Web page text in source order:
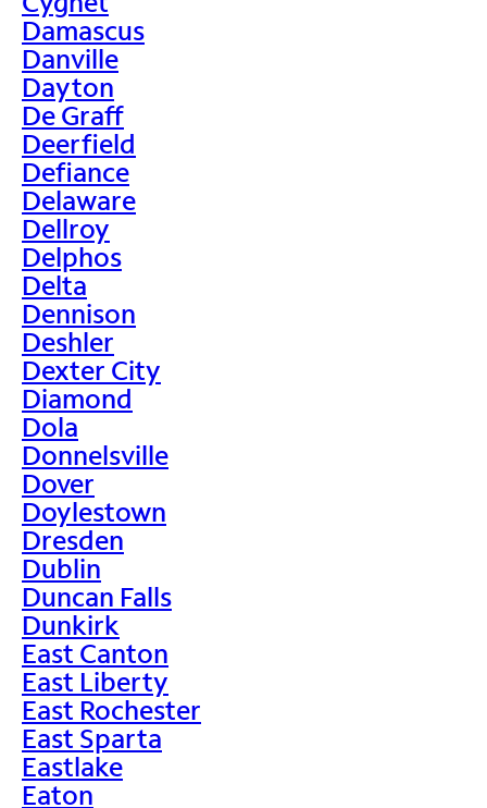
Damascus
Danville
Dayton
De Graff
Deerfield
Defiance
Delaware
Dellroy
Delphos
Delta
Dennison
Deshler
Dexter City
Diamond
Dola
Donnelsville
Dover
Doylestown
Dresden
Dublin
Duncan Falls
Dunkirk
East Canton
East Liberty
East Rochester
East Sparta
Eastlake
Eaton